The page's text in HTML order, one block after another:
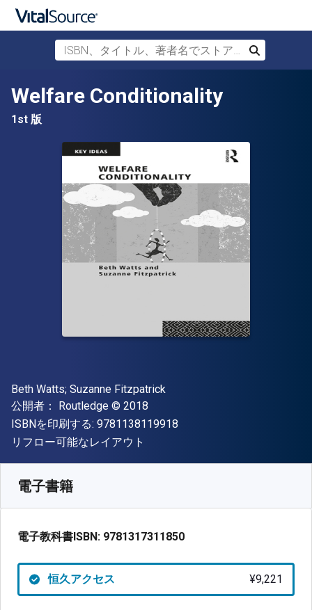
メインコンテンツへスキップ
ISBN、タイトル、著者名でストアを検索
検索
Welfare Conditionality
1st 版
著者
Beth Watts; Suzanne Fitzpatrick
出版社
公開者： Routledge 著作権
© 2018
ISBNを印刷する: 9781138119918
形式
リフロー可能なレイアウト
電子書籍
電子教科書ISBN: 9781317311850
恒久アクセス ¥9,221